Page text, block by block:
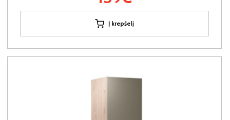
Į krepšelį